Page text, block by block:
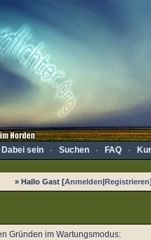
Dabei sein· Suchen· FAQ·
» Hallo Gast [Anmelden|Registrieren]
Gründen im Wartungsmodus: